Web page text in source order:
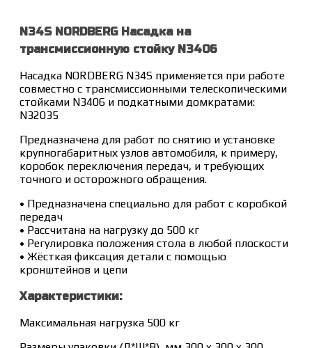
N34S NORDBERG Насадка на
трансмиссионную стойку N3406
Насадка NORDBERG N34S применяется при работе
совместно с трансмиссионными телескопическими
стойками N3406 и подкатными домкратами:
N32035
Предназначена для работ по снятию и установке
крупногабаритных узлов автомобиля, к примеру,
коробок переключения передач, и требующих
точного и осторожного обращения.
• Предназначена специально для работ с коробкой
передач
• Рассчитана на нагрузку до 500 кг
• Регулировка положения стола в любой плоскости
• Жёсткая фиксация детали с помощью
кронштейнов и цепи
Характеристики:
Максимальная нагрузка 500 кг